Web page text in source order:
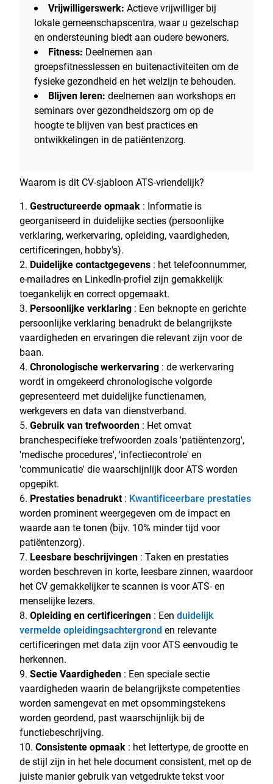
Vrijwilligerswerk: Actieve vrijwilliger bij
lokale gemeenschapscentra, waar u gezelschap
en ondersteuning biedt aan oudere bewoners.
Fitness: Deelnemen aan
groepsfitnesslessen en buitenactiviteiten om de
fysieke gezondheid en het welzijn te behouden.
Blijven leren: deelnemen aan workshops en
seminars over gezondheidszorg om op de
hoogte te blijven van best practices en
ontwikkelingen in de patiëntenzorg.
Waarom is dit CV-sjabloon ATS-vriendelijk?
Gestructureerde opmaak : Informatie is
georganiseerd in duidelijke secties (persoonlijke
verklaring, werkervaring, opleiding, vaardigheden,
certificeringen, hobby's).
Duidelijke contactgegevens : het telefoonnummer,
e-mailadres en LinkedIn-profiel zijn gemakkelijk
toegankelijk en correct opgemaakt.
Persoonlijke verklaring : Een beknopte en gerichte
persoonlijke verklaring benadrukt de belangrijkste
vaardigheden en ervaringen die relevant zijn voor de
baan.
Chronologische werkervaring : de werkervaring
wordt in omgekeerd chronologische volgorde
gepresenteerd met duidelijke functienamen,
werkgevers en data van dienstverband.
Gebruik van trefwoorden : Het omvat
branchespecifieke trefwoorden zoals 'patiëntenzorg',
'medische procedures', 'infectiecontrole' en
'communicatie' die waarschijnlijk door ATS worden
opgepikt.
Prestaties benadrukt: Kwantificeerbare prestaties
worden prominent weergegeven om de impact en
waarde aan te tonen (bijv. 10% minder tijd voor
patiëntenzorg).
Leesbare beschrijvingen : Taken en prestaties
worden beschreven in korte, leesbare zinnen, waardoor
het CV gemakkelijker te scannen is voor ATS- en
menselijke lezers.
Opleiding en certificeringen : Een duidelijk
vermelde opleidingsachtergrond en relevante
certificeringen met data zijn voor ATS eenvoudig te
herkennen.
Sectie Vaardigheden : Een speciale sectie
vaardigheden waarin de belangrijkste competenties
worden samengevat en met opsommingstekens
worden geordend, past waarschijnlijk bij de
functiebeschrijving.
Consistente opmaak : het lettertype, de grootte en
de stijl zijn in het hele document consistent, met op de
juiste manier gebruik van vetgedrukte tekst voor